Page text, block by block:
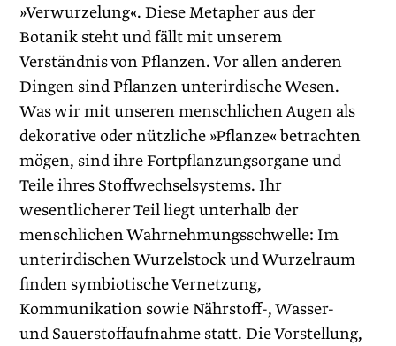
»Verwurzelung«. Diese Metapher aus der
Botanik steht und fällt mit unserem
Verständnis von Pflanzen. Vor allen anderen
Dingen sind Pflanzen unterirdische Wesen.
Was wir mit unseren menschlichen Augen als
dekorative oder nützliche »Pflanze« betrachten
mögen, sind ihre Fortpflanzungsorgane und
Teile ihres Stoffwechselsystems. Ihr
wesentlicher­er Teil liegt unterhalb der
menschlichen Wahrnehmungsschwelle: Im
unterirdischen Wurzelstock und Wurzelraum
finden symbiotische Vernetzung,
Kommunikation sowie Nährstoff-, Wasser-
und Sauerstoffaufnahme statt. Die Vorstellung,